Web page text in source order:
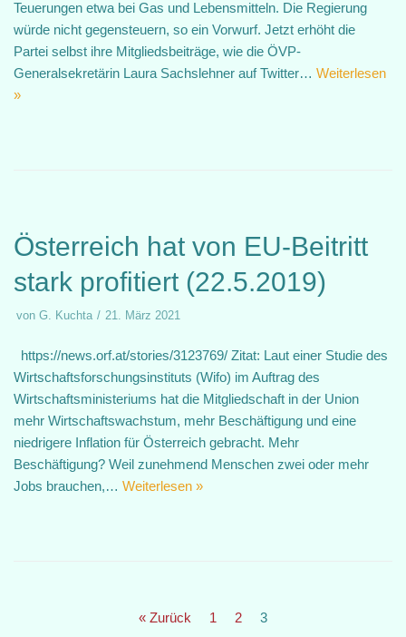
Teuerungen etwa bei Gas und Lebensmitteln. Die Regierung
würde nicht gegensteuern, so ein Vorwurf. Jetzt erhöht die
Partei selbst ihre Mitgliedsbeiträge, wie die ÖVP-
Generalsekretärin Laura Sachslehner auf Twitter… Weiterlesen
»
Österreich hat von EU-Beitritt
stark profitiert (22.5.2019)
von G. Kuchta 21. März 2021
https://news.orf.at/stories/3123769/ Zitat: Laut einer Studie des
Wirtschaftsforschungsinstituts (Wifo) im Auftrag des
Wirtschaftsministeriums hat die Mitgliedschaft in der Union
mehr Wirtschaftswachstum, mehr Beschäftigung und eine
niedrigere Inflation für Österreich gebracht. Mehr
Beschäftigung? Weil zunehmend Menschen zwei oder mehr
Jobs brauchen,… Weiterlesen »
« Zurück 1 2 3